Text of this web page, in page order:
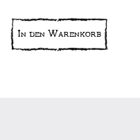
In den Warenkorb